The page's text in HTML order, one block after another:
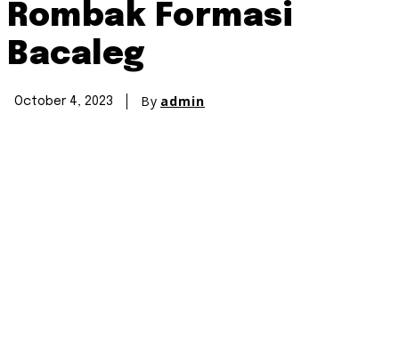
Rombak Formasi
Bacaleg
October 4, 2023 By admin